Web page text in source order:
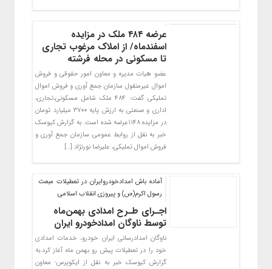
عرضه ۴۸۴ ملک در مزایده
اسفندماه/ از املاک مرغوب تجاری
تا مسکونی در محله فرشته
عضو هیات مدیره و معاون امور حقوقی و فروش
اموال غیرمنقول سازمان جمع آوری و فروش اموال
تملیکی گفت: ۴۸۴ ملک شامل مسکونی،تجاری،
اداری و صنعتی به ارزش پایه ۳۷۰۰ میلیارد تومان
در مزایده ۱۱۴۸عرضه شده است. به گزارش کیوسک
خبر به نقل از روابط عمومی سازمان جمع آوری و
فروش اموال تملیکی، علیرضا نورنژاد […]
آماده باش امدادخودروایران در تعطیلات مبعث
رسول اکرم(ص) و پیروزی انقلاب اسلامی
اجـرای طـرح امدادی بهمن‌ماه
توسط ناوگان امدادخودرو ایران
ناوگان امدادرسانی ایران خودرو، خدمات امدادی
خود را در تعطیلات پیش رو بهمن ماه آغاز کرد.به
گزارش کیوسک خبر به نقل از ایکوپرس- معاون